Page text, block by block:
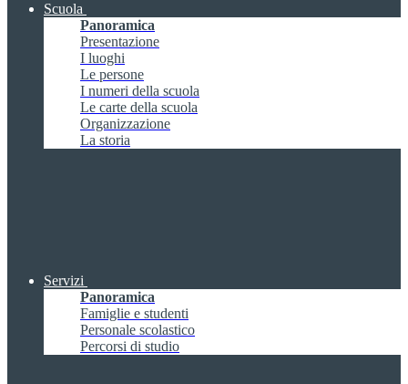
Scuola
Panoramica
Presentazione
I luoghi
Le persone
I numeri della scuola
Le carte della scuola
Organizzazione
La storia
Servizi
Panoramica
Famiglie e studenti
Personale scolastico
Percorsi di studio